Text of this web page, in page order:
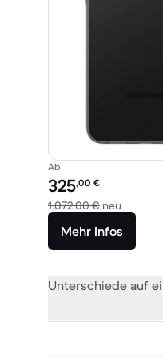
Ab
Preis des erneuerten
325,00 €
1.072,00 € neu
Mehr Infos
Unterschiede auf